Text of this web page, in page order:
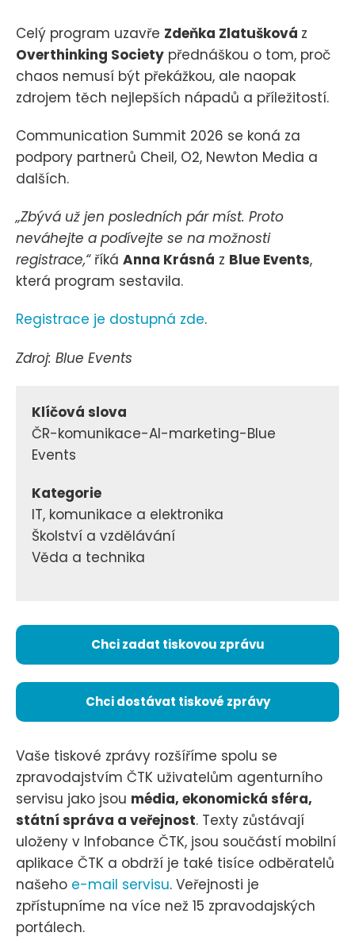
Celý program uzavře Zdeňka Zlatušková z
Overthinking Society přednáškou o tom, proč
chaos nemusí být překážkou, ale naopak
zdrojem těch nejlepších nápadů a příležitostí.
Communication Summit 2026 se koná za
podpory partnerů Cheil, O2, Newton Media a
dalších.
„Zbývá už jen posledních pár míst. Proto
neváhejte a podívejte se na možnosti
registrace,“říká Anna Krásná z Blue Events,
která program sestavila.
Registrace je dostupná zde.
Zdroj: Blue Events
Klíčová slova
ČR-komunikace-AI-marketing-Blue
Events
Kategorie
IT, komunikace a elektronika
Školství a vzdělávání
Věda a technika
Chci zadat tiskovou zprávu
Chci dostávat tiskové zprávy
Vaše tiskové zprávy rozšíříme spolu se
zpravodajstvím ČTK uživatelům agenturního
servisu jako jsou média, ekonomická sféra,
státní správa a veřejnost. Texty zůstávají
uloženy v Infobance ČTK, jsou součástí mobilní
aplikace ČTK a obdrží je také tisíce odběratelů
našeho e-mail servisu. Veřejnosti je
zpřístupníme na více než 15 zpravodajských
portálech.